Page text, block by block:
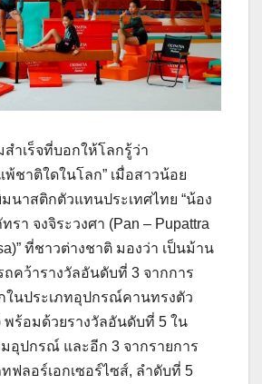
ำเร็จที่บอกให้โลกรู้ว่า
พ้ชาติใดในโลก” เมื่อสาวน้อย
นาสติกตัวแทนประเทศไทย “น้อง
า จงจิระวงศา (Pan – Pupattra
ที่ชาวต่างชาติ มองว่า เป็นม้าน
คว้ารางวัลอันดับที่ 3 จากการ
นประเภทอุปกรณ์คานทรงตัว
พร้อมด้วยรางวัลอันดับที่ 5 ใน
อุปกรณ์ และอีก 3 จากรายการ
ฟลอร์เอกเซอร์ไซส์, ลำดับที่ 5